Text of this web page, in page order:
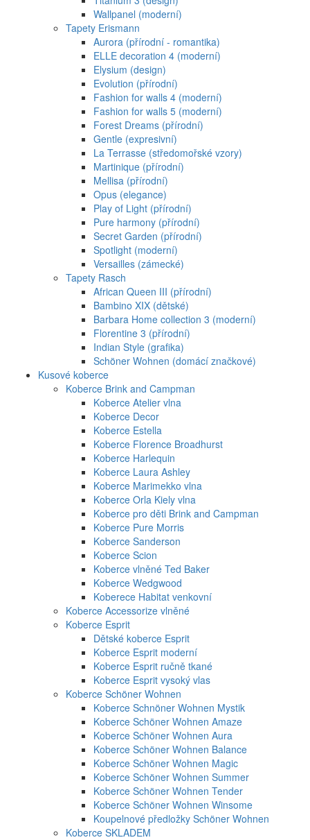
Wallpanel (moderní)
Tapety Erismann
Aurora (přírodní - romantika)
ELLE decoration 4 (moderní)
Elysium (design)
Evolution (přírodní)
Fashion for walls 4 (moderní)
Fashion for walls 5 (moderní)
Forest Dreams (přírodní)
Gentle (expresivní)
La Terrasse (středomořské vzory)
Martinique (přírodní)
Mellisa (přírodní)
Opus (elegance)
Play of Light (přírodní)
Pure harmony (přírodní)
Secret Garden (přírodní)
Spotlight (moderní)
Versailles (zámecké)
Tapety Rasch
African Queen III (přírodní)
Bambino XIX (dětské)
Barbara Home collection 3 (moderní)
Florentine 3 (přírodní)
Indian Style (grafika)
Schöner Wohnen (domácí značkové)
Kusové koberce
Koberce Brink and Campman
Koberce Atelier vlna
Koberce Decor
Koberce Estella
Koberce Florence Broadhurst
Koberce Harlequin
Koberce Laura Ashley
Koberce Marimekko vlna
Koberce Orla Kiely vlna
Koberce pro děti Brink and Campman
Koberce Pure Morris
Koberce Sanderson
Koberce Scion
Koberce vlněné Ted Baker
Koberce Wedgwood
Koberece Habitat venkovní
Koberce Accessorize vlněné
Koberce Esprit
Dětské koberce Esprit
Koberce Esprit moderní
Koberce Esprit ručně tkané
Koberce Esprit vysoký vlas
Koberce Schöner Wohnen
Koberce Schnöner Wohnen Mystik
Koberce Schöner Wohnen Amaze
Koberce Schöner Wohnen Aura
Koberce Schöner Wohnen Balance
Koberce Schöner Wohnen Magic
Koberce Schöner Wohnen Summer
Koberce Schöner Wohnen Tender
Koberce Schöner Wohnen Winsome
Koupelnové předložky Schöner Wohnen
Koberce SKLADEM